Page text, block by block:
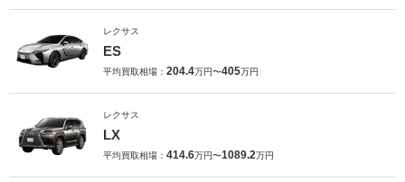
レクサス
ES
平均買取相場： 204.4万円〜405万円
レクサス
LX
平均買取相場： 414.6万円〜1089.2万円